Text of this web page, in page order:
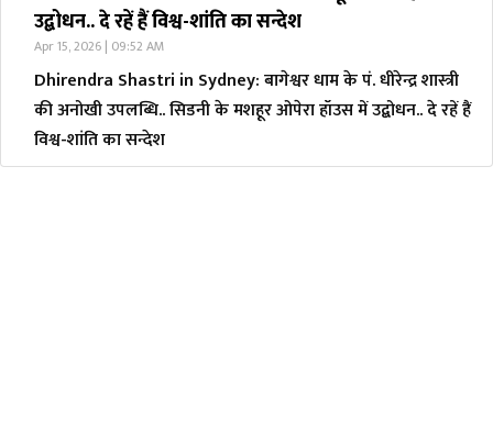
उद्बोधन.. दे रहें हैं विश्व-शांति का सन्देश
Apr 15, 2026 | 09:52 AM
Dhirendra Shastri in Sydney: बागेश्वर धाम के पं. धीरेन्द्र शास्त्री
की अनोखी उपलब्धि.. सिडनी के मशहूर ओपेरा हॉउस में उद्बोधन.. दे रहें हैं
विश्व-शांति का सन्देश